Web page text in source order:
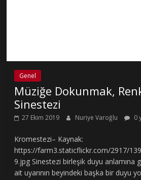
Genel
Müziğe Dokunmak,
Sinestezi
27 Ekim 2019 Nuriye Varoğlu 0
Kromestezi– Kaynak:
https://farm3.staticflickr.com/2917/
9.jpg Sinestezi birleşik duyu anlamına
ait uyarının beyindeki başka bir duyu